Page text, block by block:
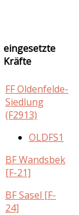
eingesetzte
Kräfte
FF Oldenfelde-
Siedlung
(F2913)
OLDFS1
BF Wandsbek
[F-21]
BF Sasel [F-
24]